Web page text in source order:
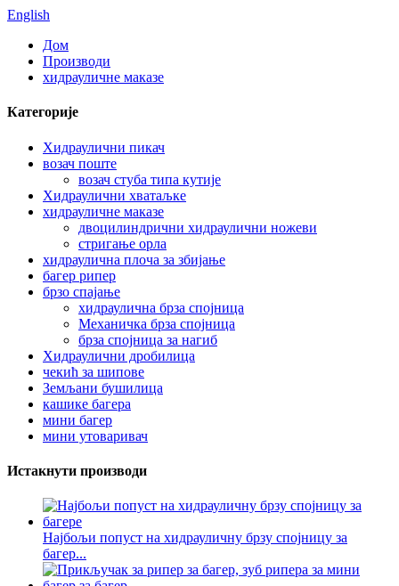
English
Дом
Производи
хидрауличне маказе
Категорије
Хидраулични пикач
возач поште
возач стуба типа кутије
Хидраулични хватаљке
хидрауличне маказе
двоцилиндрични хидраулични ножеви
стригање орла
хидраулична плоча за збијање
багер рипер
брзо спајање
хидраулична брза спојница
Механичка брза спојница
брза спојница за нагиб
Хидраулични дробилица
чекић за шипове
Земљани бушилица
кашике багера
мини багер
мини утоваривач
Истакнути производи
Најбољи попуст на хидрауличну брзу спојницу за
багер...